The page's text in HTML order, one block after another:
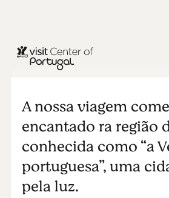
PRAIAS E SURF
De Aveiro
Figueira
Foz
A nossa viagem
encantado ra região
conhecida como “a
portuguesa”, uma
pela luz.